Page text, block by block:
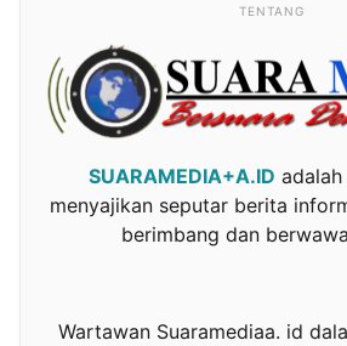
TENTANG
SUARAMEDIA+A.ID
menyajikan seputar berita
berimbang dan
Wartawan Suaramediaa. id